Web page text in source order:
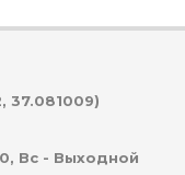
37.081009)
Вс - Выходной